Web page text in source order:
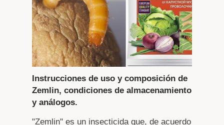
Instrucciones de uso y composición de
Zemlin, condiciones de almacenamiento
y análogos.
"Zemlin" es un insecticida que, de acuerdo